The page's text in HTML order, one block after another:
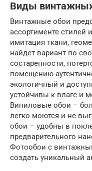
Виды
Винтажные обои
ассортименте стилей
имитация ткани,
найдет вариант по
состаренности,
помещению
экологичный и
устойчивы к влаге и
Виниловые обои –
легко моются и не
обои – удобны в
предварительного
Фотообои с
создать уникальный